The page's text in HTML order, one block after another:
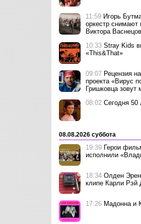
11:59 Игорь
оркестр снимают
Виктора
10:33 Stray Kids
«This&That»
09:07 Рецензия
проекта «Вирус
Гришковца зовут
08:02 Сегодня 50
08.08.2026 суббота
19:39 Герои
исполнили
18:34 Олден
клипе Карли Рэй
17:26 Мадонна и